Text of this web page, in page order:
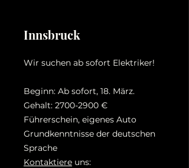
Innsbruck
Wir suchen ab sofort Elektriker!
Beginn: Ab sofort, 18. März.
Gehalt: 2700-2900 €
Führerschein, eigenes Auto
Grundkenntnisse der deutschen
Sprache
Kontaktiere uns: